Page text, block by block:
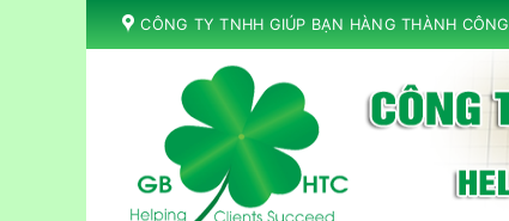
Skip
to
CÔNG TY TNHH GIÚP BẠN HÀNG THÀNH CÔNG